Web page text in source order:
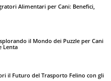
Alimentari per Cani: Benefici,
il Mondo dei Puzzle per Cani
Lenta
il Futuro del Trasporto Felino con gli